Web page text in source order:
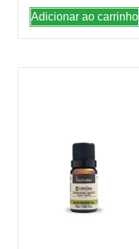
Adicionar ao carrinho